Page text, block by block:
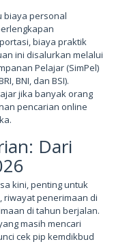
biaya personal
biaya praktik
ini disalurkan melalui
Pelajar (SimPel)
BNI, dan BSI).
jika banyak orang
pencarian online
Dari
kini, penting untuk
riwayat penerimaan di
di tahun berjalan.
masih mencari
cek pip kemdikbud